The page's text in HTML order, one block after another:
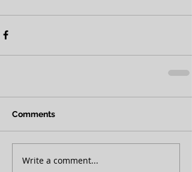
Comments
Write a comment...